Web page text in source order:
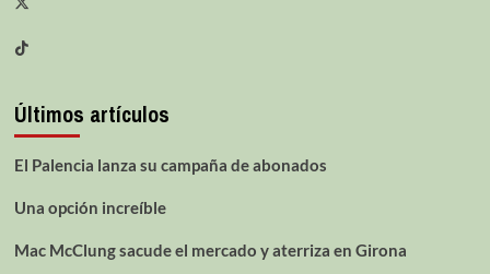
Últimos artículos
El Palencia lanza su campaña de abonados
Una opción increíble
Mac McClung sacude el mercado y aterriza en Girona